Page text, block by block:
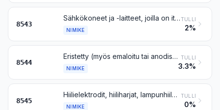
8543
Sähkökoneet ja -laitteet, joilla on itsenäinen tehtävä, muualle tähän ryhmään kuulumattomat
NIMIKE
TULLI
2%
8544
Eristetty (myös emaloitu tai anodisoitu) lanka ja kaapeli (myös koaksiaalikaapeli) sekä muut eristetyt sähköjohtimet, myös jos niissä on liittimiä; valokaapelit, joissa kullakin kuidulla on oma kuorensa, myös jos niihin on yhdistetty sähköjohtimia tai jos niissä on liittimiä
NIMIKE
TULLI
3.3%
8545
Hiilielektrodit, hiiliharjat, lampunhiilet, paristohiilet ja muut grafiitista tai muusta hiilestä valmistetut tavarat, jollaisia käytetään sähkötarkoituksiin, myös jos niissä on metallia
NIMIKE
TULLI
0%